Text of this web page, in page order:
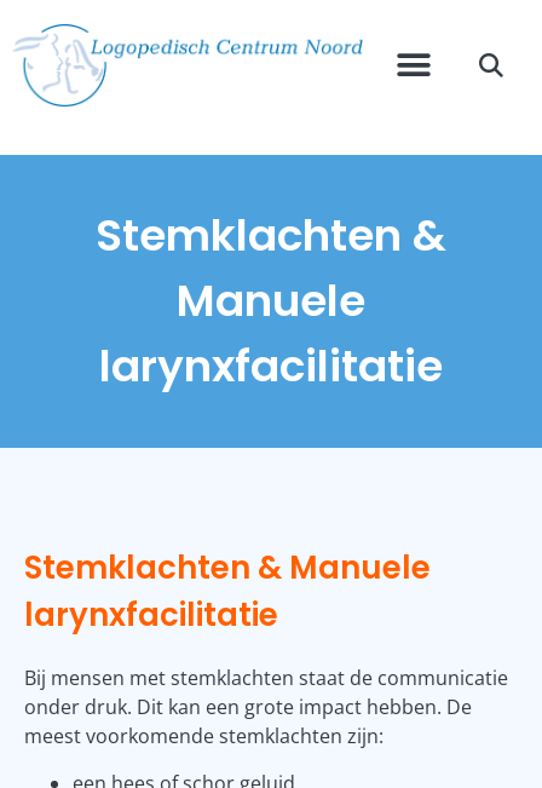
Stemklachten &
Manuele
larynxfacilitatie
Stemklachten & Manuele
larynxfacilitatie
Bij mensen met stemklachten staat de communicatie
onder druk. Dit kan een grote impact hebben. De
meest voorkomende stemklachten zijn:
een hees of schor geluid